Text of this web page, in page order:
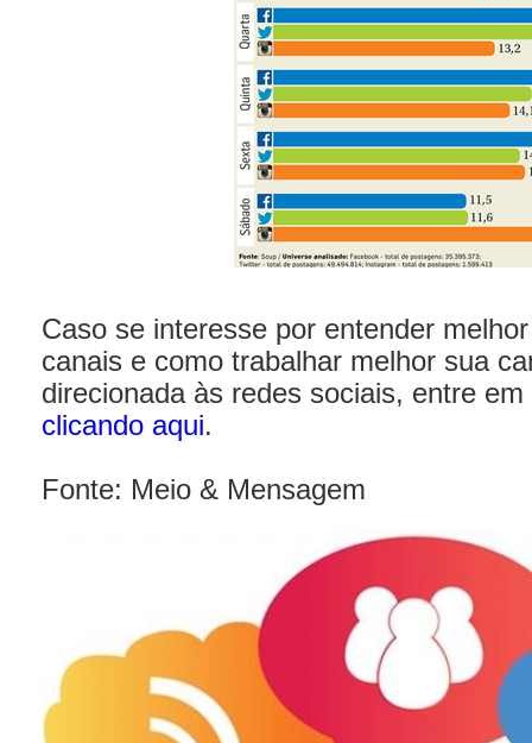
Caso se interesse por entender
canais e como trabalhar melhor sua
direcionada às redes sociais, entre
clicando aqui.
Fonte: Meio & Mensagem